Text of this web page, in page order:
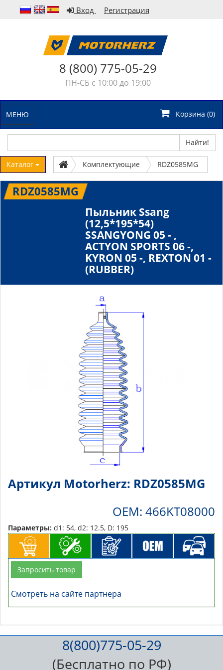
Вход Регистрация
8 (800) 775-05-29
ПН-СБ с 10:00 до 19:00
МЕНЮ Корзина (0)
Найти!
Каталог Комплектующие RDZ0585MG
RDZ0585MG
Пыльник Ssang
(12,5*195*54)
SSANGYONG 05 - ,
ACTYON SPORTS 06 -,
KYRON 05 -, REXTON 01 -
(RUBBER)
Артикул Motorherz: RDZ0585MG
OEM: 466KT08000
Параметры: d1: 54, d2: 12.5, D: 195
Запросить товар
Смотреть на сайте партнера
8(800)775-05-29
(Бесплатно по РФ)